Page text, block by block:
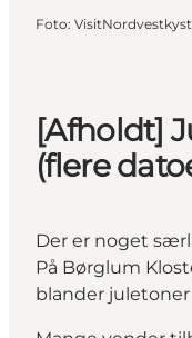
Foto:
[Afholdt]
(flere
Der er noget
På Børglum
blander